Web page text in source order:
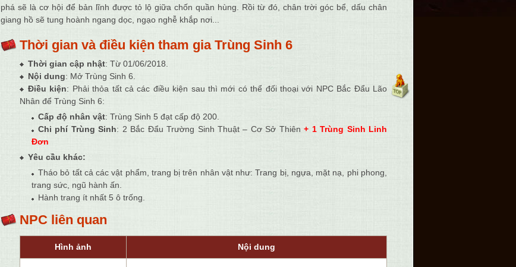
phá sẽ là cơ hội để bản lĩnh được tỏ lộ giữa chốn quần hùng. Rồi từ đó, chân trời góc bể, dấu chân
giang hồ sẽ tung hoành ngang dọc, ngạo nghễ khắp nơi...
Thời gian và điều kiện tham gia Trùng Sinh 6
Thời gian cập nhật: Từ 01/06/2018
Nội dung: Mở Trùng Sinh 6.
Điều kiện: Phải thỏa tất cả các điều kiện sau thì mới có thể đối thoại với NPC Bắc Đẩu Lão
Nhân để Trùng Sinh 6:
Cấp độ nhân vật: Trùng Sinh 5 đạt cấp độ 200
Chi phí Trùng Sinh: 2 Bắc Đẩu Trường Sinh Thuật – Cơ Sở Thiên + 1 Trùng Sinh Linh
Đơn
Yêu cầu khác:
Tháo bỏ tất cả các vật phẩm, trang bị trên nhân vật như: Trang bị, ngựa, mặt nạ, phi phong,
trang sức, ngũ hành ấn.
Hành trang ít nhất 5 ô trống.
NPC liên quan
Hình ảnh Nội dung